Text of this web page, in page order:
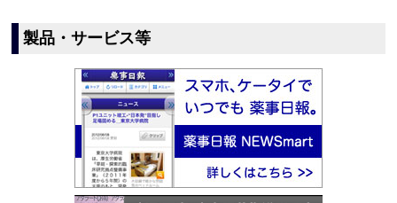
製品・サービス等